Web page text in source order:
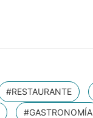
#RESTAURANTE
#GASTRONOMÍA